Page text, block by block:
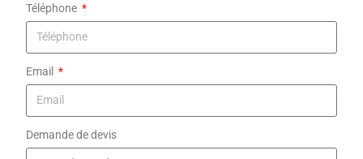
Téléphone
Email
Demande de devis